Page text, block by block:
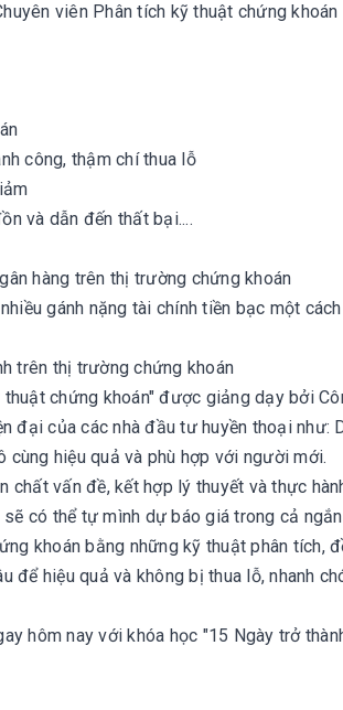
viên Phân tích kỹ thuật chứng khoán
công, thậm chí thua lỗ
và dẫn đến thất bại....
hàng trên thị trường chứng khoán
gánh nặng tài chính tiền bạc một
trên thị trường chứng khoán
chứng khoán" được giảng dạy bởi
đại của các nhà đầu tư huyền thoại như:
hiệu quả và phù hợp với người mới.
vấn đề, kết hợp lý thuyết và thực
có thể tự mình dự báo giá trong cả
khoán bằng những kỹ thuật phân tích,
để hiệu quả và không bị thua lỗ, nhanh
hôm nay với khóa học "15 Ngày trở